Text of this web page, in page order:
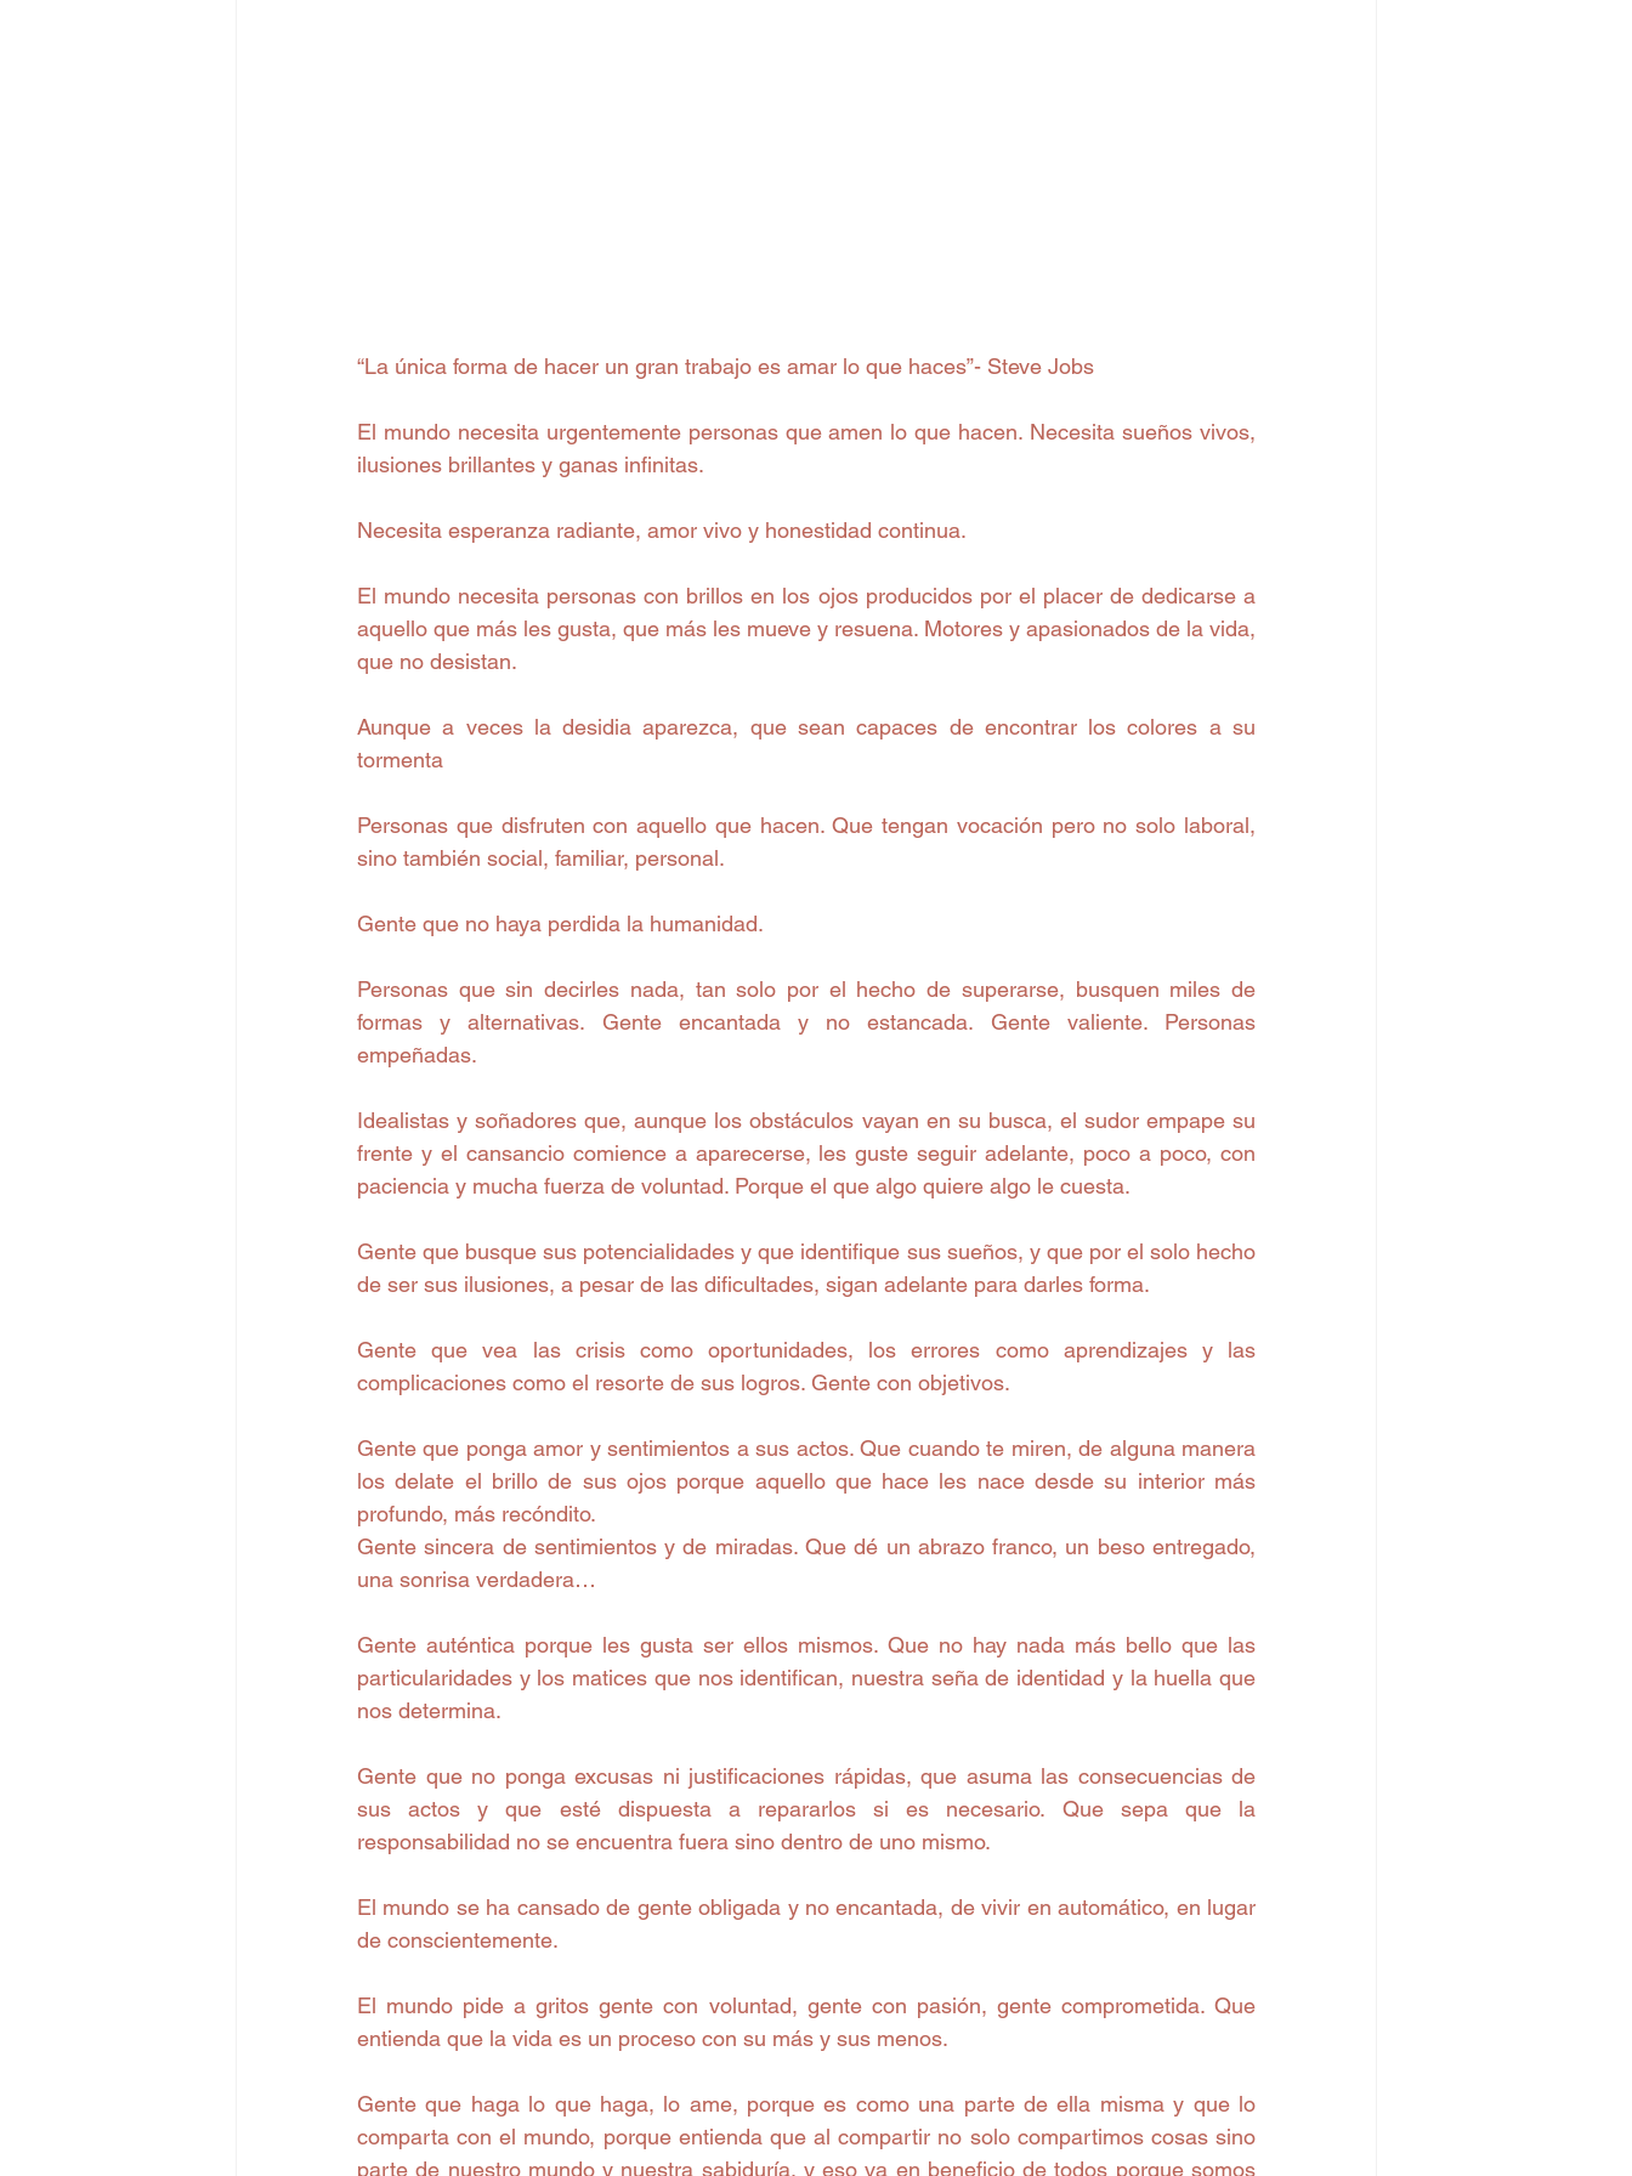
“La única forma de hacer un gran trabajo es amar lo que haces”- Steve Jobs
El mundo necesita urgentemente personas que amen lo que hacen. Necesita sueños vivos,
ilusiones brillantes y ganas infinitas.
Necesita esperanza radiante, amor vivo y honestidad continua.
El mundo necesita personas con brillos en los ojos producidos por el placer de dedicarse a
aquello que más les gusta, que más les mueve y resuena. Motores y apasionados de la vida,
que no desistan.
Aunque a veces la desidia aparezca, que sean capaces de encontrar los colores a su
tormenta
Personas que disfruten con aquello que hacen. Que tengan vocación pero no solo laboral,
sino también social, familiar, personal.
Gente que no haya perdida la humanidad.
Personas que sin decirles nada, tan solo por el hecho de superarse, busquen miles de
formas y alternativas. Gente encantada y no estancada. Gente valiente. Personas
empeñadas.
Idealistas y soñadores que, aunque los obstáculos vayan en su busca, el sudor empape su
frente y el cansancio comience a aparecerse, les guste seguir adelante, poco a poco, con
paciencia y mucha fuerza de voluntad. Porque el que algo quiere algo le cuesta.
Gente que busque sus potencialidades y que identifique sus sueños, y que por el solo hecho
de ser sus ilusiones, a pesar de las dificultades, sigan adelante para darles forma.
Gente que vea las crisis como oportunidades, los errores como aprendizajes y las
complicaciones como el resorte de sus logros. Gente con objetivos.
Gente que ponga amor y sentimientos a sus actos. Que cuando te miren, de alguna manera
los delate el brillo de sus ojos porque aquello que hace les nace desde su interior más
profundo, más recóndito.
Gente sincera de sentimientos y de miradas. Que dé un abrazo franco, un beso entregado,
una sonrisa verdadera…
Gente auténtica porque les gusta ser ellos mismos. Que no hay nada más bello que las
particularidades y los matices que nos identifican, nuestra seña de identidad y la huella que
nos determina.
Gente que no ponga excusas ni justificaciones rápidas, que asuma las consecuencias de
sus actos y que esté dispuesta a repararlos si es necesario. Que sepa que la
responsabilidad no se encuentra fuera sino dentro de uno mismo.
El mundo se ha cansado de gente obligada y no encantada, de vivir en automático, en lugar
de conscientemente.
El mundo pide a gritos gente con voluntad, gente con pasión, gente comprometida. Que
entienda que la vida es un proceso con su más y sus menos.
Gente que haga lo que haga, lo ame, porque es como una parte de ella misma y que lo
comparta con el mundo, porque entienda que al compartir no solo compartimos cosas sino
parte de nuestro mundo y nuestra sabiduría, y eso va en beneficio de todos porque somos